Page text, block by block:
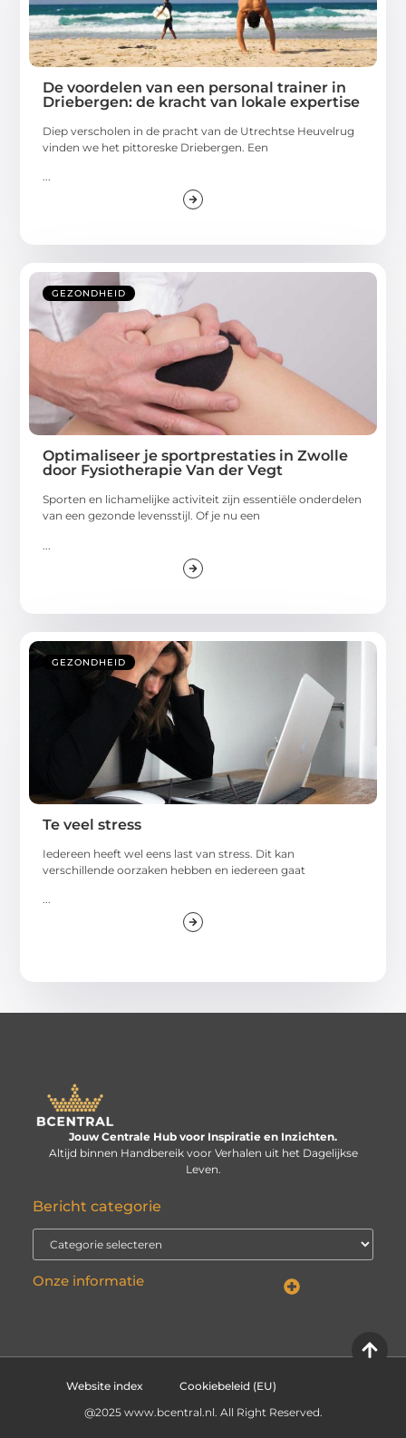
De voordelen van een personal trainer in
Driebergen: de kracht van lokale expertise
Diep verscholen in de pracht van de Utrechtse Heuvelrug
vinden we het pittoreske Driebergen. Een
...
GEZONDHEID
Optimaliseer je sportprestaties in Zwolle
door Fysiotherapie Van der Vegt
Sporten en lichamelijke activiteit zijn essentiële onderdelen
van een gezonde levensstijl. Of je nu een
GEZONDHEID
Te veel stress
Iedereen heeft wel eens last van stress. Dit kan
verschillende oorzaken hebben en iedereen gaat
...
Jouw Centrale Hub voor Inspiratie en Inzichten.
Altijd binnen Handbereik voor Verhalen uit het Dagelijkse
Leven.
Bericht categorie
Onze informatie
Website index
Cookiebeleid (EU)
@2025 www.bcentral.nl. All Right Reserved.